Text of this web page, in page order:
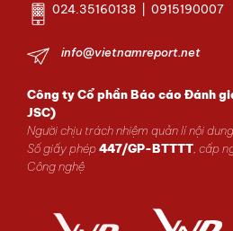
024.35160138 | 0915190007
info@vietnamreport.net
Công ty Cổ phần Báo cáo Đánh
JSC)
Người chịu trách nhiệm quản lí nội
Số giấy phép447/GP-BTTTT , cấp
Công nghệ